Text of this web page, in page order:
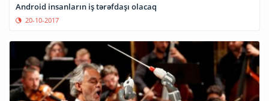
Android insanların iş tərəfdaşı olacaq
20-10-2017